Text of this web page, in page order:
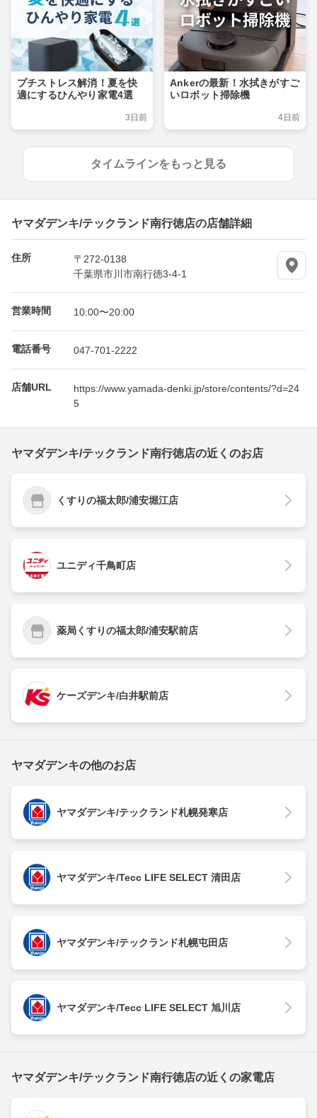
プチストレス解消！夏を快
適にするひんやり家電4選
3日前
Ankerの最新！水拭きがすご
いロボット掃除機
4日前
タイムラインをもっと見る
ヤマダデンキ/テックランド南行徳店の店舗詳細
住所
〒272-0138
千葉県市川市南行徳3-4-1
営業時間 10:00〜20:00
電話番号 047-701-2222
店舗URL
https://www.yamada-denki.jp/store/contents/?d=24
5
ヤマダデンキ/テックランド南行徳店の近くのお店
くすりの福太郎/浦安堀江店
ユニディ千鳥町店
薬局くすりの福太郎/浦安駅前店
ケーズデンキ/白井駅前店
ヤマダデンキの他のお店
ヤマダデンキ/テックランド札幌発寒店
ヤマダデンキ/Tecc LIFE SELECT 清田店
ヤマダデンキ/テックランド札幌屯田店
ヤマダデンキ/Tecc LIFE SELECT 旭川店
ヤマダデンキ/テックランド南行徳店の近くの家電店